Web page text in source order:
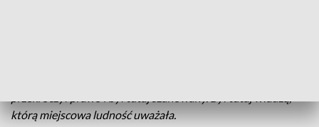
którą miejscowa ludność uważała.